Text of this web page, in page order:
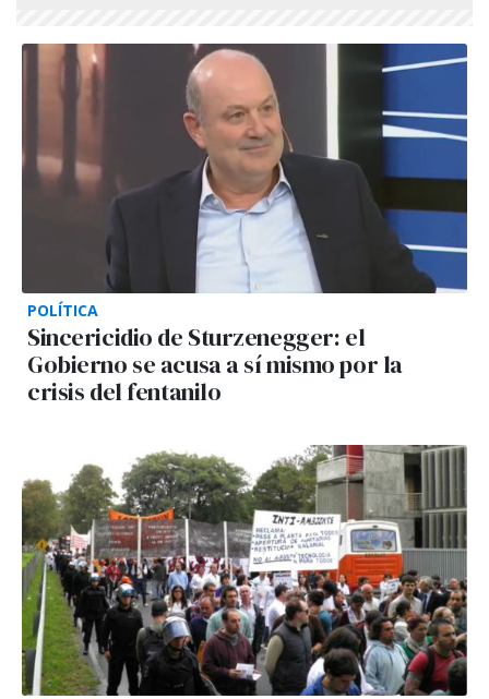
POLÍTICA
Sincericidio de Sturzenegger: el
Gobierno se acusa a sí mismo por la
crisis del fentanilo